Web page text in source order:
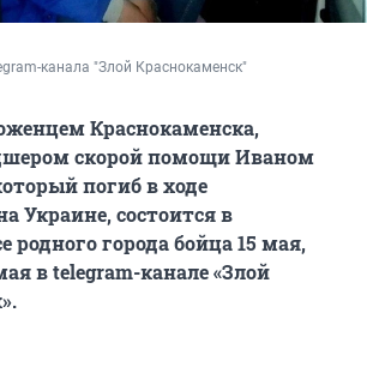
канала "Злой Краснокаменск"
Краснокаменска,
скорой помощи Иваном
погиб в ходе
Украине, состоится в
родного города бойца 15 мая,
в telegram-канале «Злой